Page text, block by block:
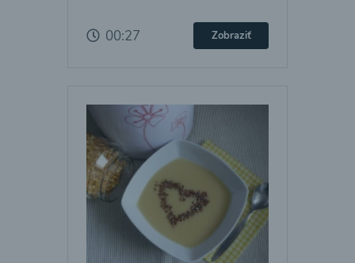
00:27 Zobraziť